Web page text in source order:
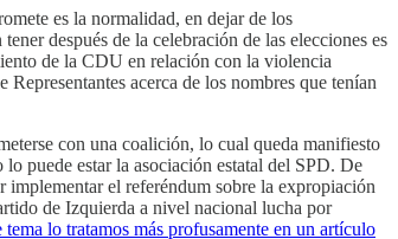
es la normalidad, en dejar de los
después de la celebración de las elecciones es
de la CDU en relación con la violencia
acerca de los nombres que tenían
con una coalición, lo cual queda manifiesto
puede estar la asociación estatal del SPD. De
implementar el referéndum sobre la expropiación
de Izquierda a nivel nacional lucha por
tema lo tratamos más profusamente en un artículo